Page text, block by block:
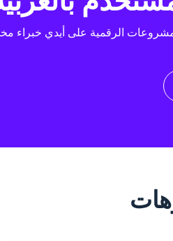
الرقمية على أيدي خبراء